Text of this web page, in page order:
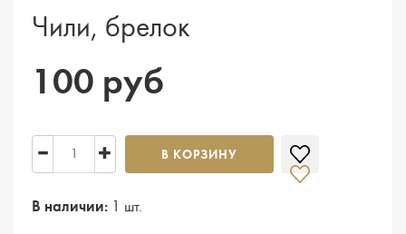
Чили, брелок
100 руб
В КОРЗИНУ
В наличии: 1 шт.